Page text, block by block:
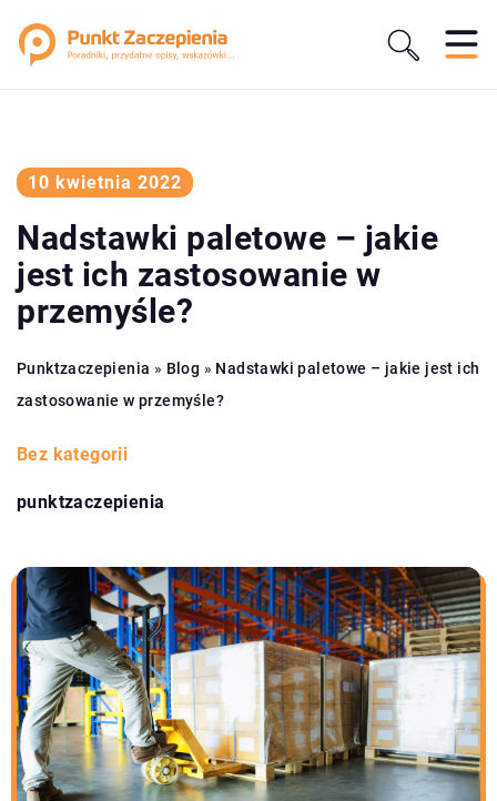
10 kwietnia 2022
Nadstawki paletowe – jakie
jest ich zastosowanie w
przemyśle?
Punktzaczepienia » Blog » Nadstawki paletowe – jakie jest ich
zastosowanie w przemyśle?
Bez kategorii
punktzaczepienia